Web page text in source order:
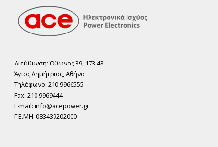
Διεύθυνση: Όθωνος 39, 173 43
Άγιος ∆ηµήτριος, Αθήνα
Τηλέφωνο: 210 9966555
Fax: 210 9969444
E-mail: info@acepower.gr
Γ.Ε.ΜΗ. 083439202000